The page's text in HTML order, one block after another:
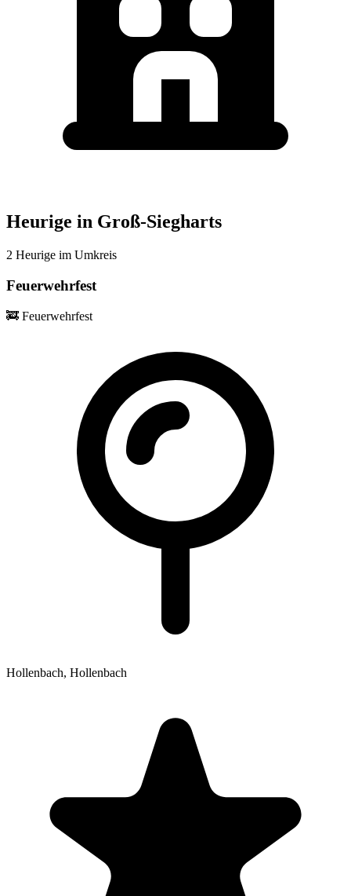
Heurige in Groß-Siegharts
2 Heurige im Umkreis
Feuerwehrfest
🚒 Feuerwehrfest
Hollenbach, Hollenbach